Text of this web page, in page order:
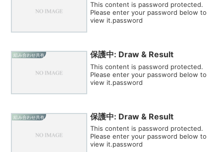
This content is password protected.
Please enter your password below to
view it.password
組み合わせ共有 保護中: Draw & Result
This content is password protected.
Please enter your password below to
view it.password
組み合わせ共有 保護中: Draw & Result
This content is password protected.
Please enter your password below to
view it.password